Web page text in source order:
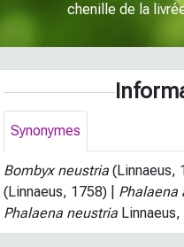
chenille de la
Synonymes
Bombyx neustria (Linnaeus,
(Linnaeus, 1758) | Phalaena
Phalaena neustria